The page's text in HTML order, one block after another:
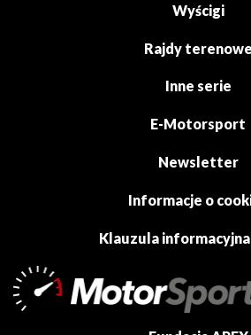
Wyścigi
Rajdy terenowe
Inne serie
E-Motorsport
Newsletter
Informacje o
Klauzula